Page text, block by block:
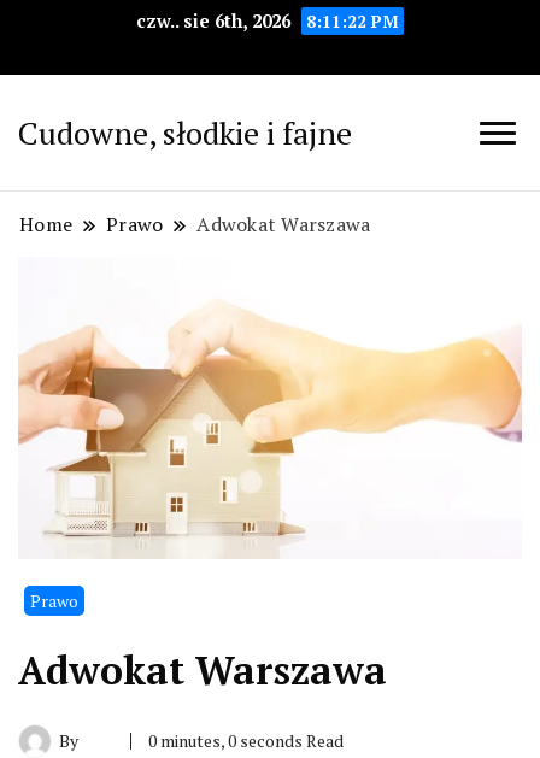
czw.. sie 6th, 2026 8:11:23 PM
Cudowne, słodkie i fajne
Home Prawo Adwokat Warszawa
Prawo
Adwokat Warszawa
By 0 minutes, 0 seconds Read